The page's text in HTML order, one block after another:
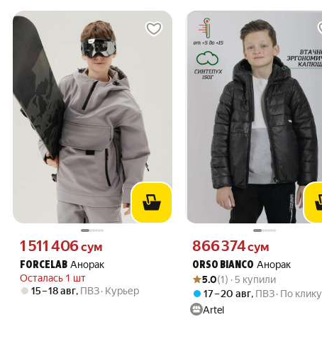
FORCELAB Анорак
Осталась 1 шт
Цена 1511406 сум вместо
1 511 406сум
15 – 18 авг, ПВЗ Курьер
ORSO BIANCO Анорак
Цена 866374 сум вместо
866 374сум
Рейтинг товара: 5.0 из 5
Оценок: (1) · 5 купили
5.0(1) · 5 купили
17 – 20 авг, ПВЗ По клику
Artel